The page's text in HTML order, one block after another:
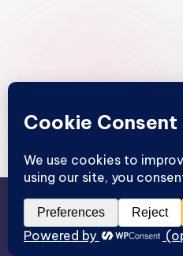
Copyright 2026 —IA con
citando la fuente y
4.0. – Funciona